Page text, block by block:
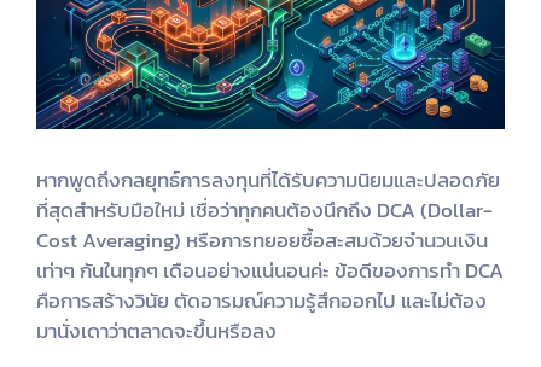
หากพูดถึงกลยุทธ์การลงทุนที่ได้รับความนิยมและปลอดภัย
ที่สุดสำหรับมือใหม่ เชื่อว่าทุกคนต้องนึกถึง DCA (Dollar-
Cost Averaging) หรือการทยอยซื้อสะสมด้วยจำนวนเงิน
เท่าๆ กันในทุกๆ เดือนอย่างแน่นอนค่ะ ข้อดีของการทำ DCA
คือการสร้างวินัย ตัดอารมณ์ความรู้สึกออกไป และไม่ต้อง
มานั่งเดาว่าตลาดจะขึ้นหรือลง